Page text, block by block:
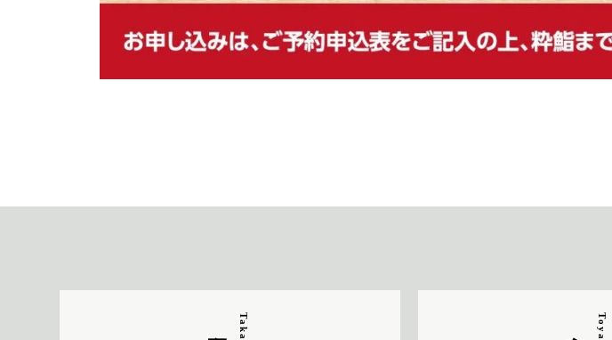
高岡店 富山店